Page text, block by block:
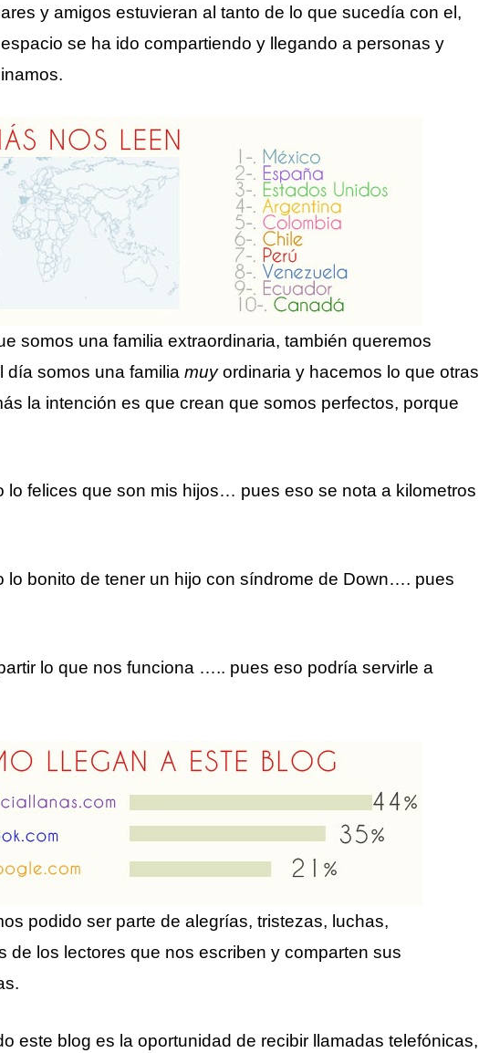
y amigos estuvieran al tanto de lo que sucedía con el,
se ha ido compartiendo y llegando a personas y
somos una familia extraordinaria, también queremos
día somos una familia muyordinaria y hacemos lo que otras
la intención es que crean que somos perfectos, porque
lo felices que son mis hijos… pues eso se nota a kilometros
lo bonito de tener un hijo con síndrome de Down…. pues
lo que nos funciona ….. pues eso podría servirle a
podido ser parte de alegrías, tristezas, luchas,
de los lectores que nos escriben y comparten sus
este blog es la oportunidad de recibir llamadas telefónicas,